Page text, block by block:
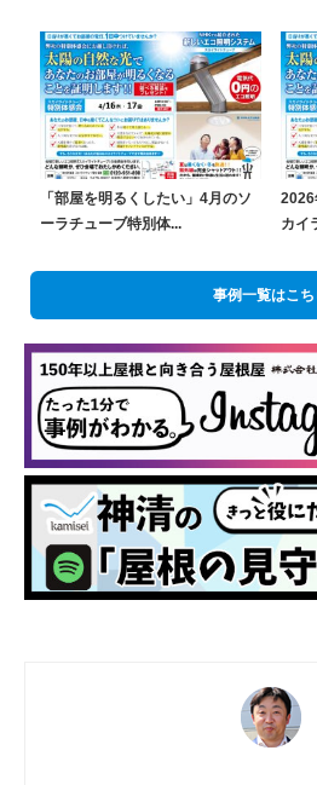
「部屋を明るくしたい」4月のソ
ーラチューブ特別体...
カイ
事例一覧はこち